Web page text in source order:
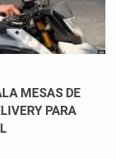
MESAS DE
PARA